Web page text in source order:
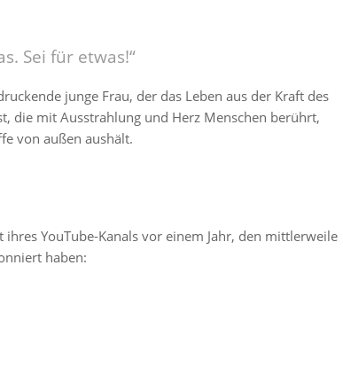
Sei für etwas!“
junge Frau, der das Leben aus der Kraft des
die mit Ausstrahlung und Herz Menschen berührt,
von außen aushält.
ihres YouTube-Kanals vor einem Jahr, den mittlerweile
haben: